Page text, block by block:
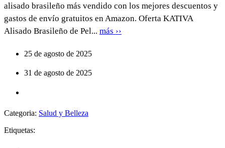
alisado brasileño más vendido con los mejores descuentos y
gastos de envío gratuitos en Amazon. Oferta KATIVA
Alisado Brasileño de Pel... más ››
25 de agosto de 2025
31 de agosto de 2025
Categoria: Salud y Belleza
Etiquetas: